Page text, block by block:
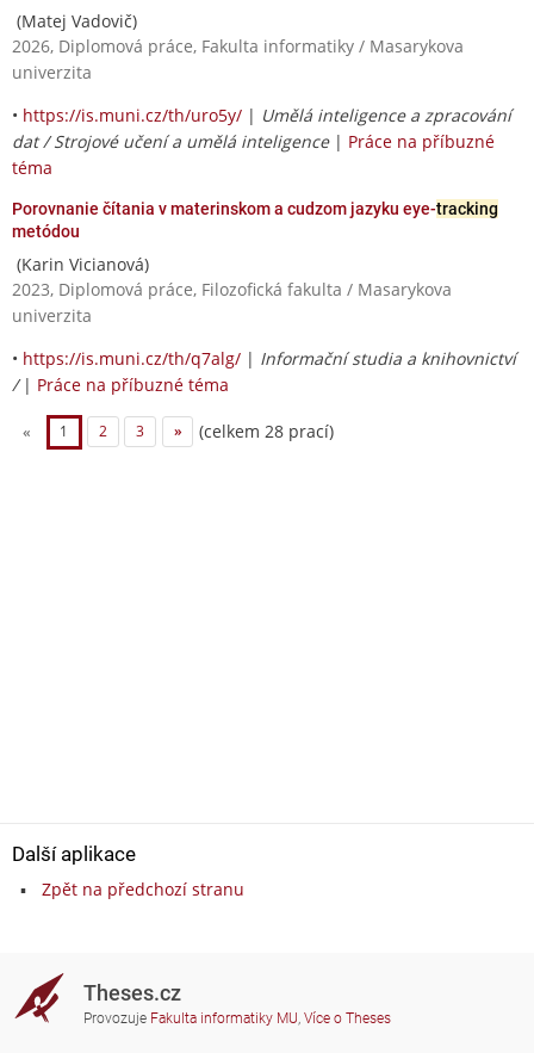
(Matej Vadovič)
2026, Diplomová práce, Fakulta informatiky / Masarykova
univerzita
• https://is.muni.cz/th/uro5y/ | Umělá inteligence a zpracování
dat / Strojové učení a umělá inteligence| Práce na příbuzné
téma
Porovnanie čítania v materinskom a cudzom jazyku eye-tracking
metódou
(Karin Vicianová)
2023, Diplomová práce, Filozofická fakulta / Masarykova
univerzita
• https://is.muni.cz/th/q7alg/ | Informační studia a knihovnictví
/ | Práce na příbuzné téma
« 1 2 3 » (celkem 28 prací)
Další aplikace
Zpět na předchozí stranu
Theses.cz
Provozuje Fakulta informatiky MU, Více o Theses